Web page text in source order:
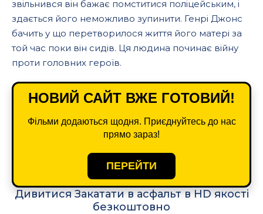
звільнився він бажає помститися поліцейським, і
здається його неможливо зупинити. Генрі Джонс
бачить у що перетворилося життя його матері за
той час поки він сидів. Ця людина починає війну
проти головних героїв.
НОВИЙ САЙТ ВЖЕ ГОТОВИЙ!
Фільми додаються щодня. Приєднуйтесь до нас
прямо зараз!
ПЕРЕЙТИ
Дивитися Закатати в асфальт в HD якості
безкоштовно